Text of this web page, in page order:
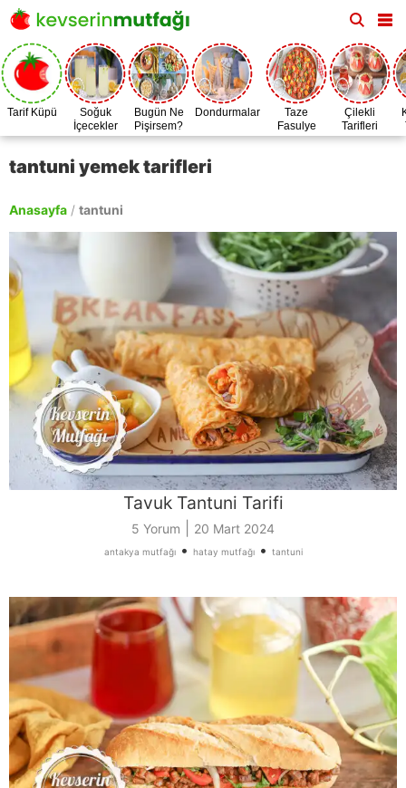
Tarif Küpü
Soğuk
İçecekler
Bugün Ne
Pişirsem?
Dondurmalar
Taze
Fasulye
Zamanı
Çilekli
Tarifleri
tantuni yemek tarifleri
Anasayfa / tantuni
Tavuk Tantuni Tarifi
5 Yorum 20 Mart 2024
antakya mutfağı• hatay mutfağı• tantuni